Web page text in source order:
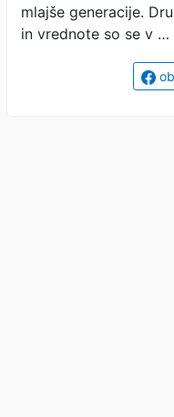
mlajše generacije.
in vrednote so se v …